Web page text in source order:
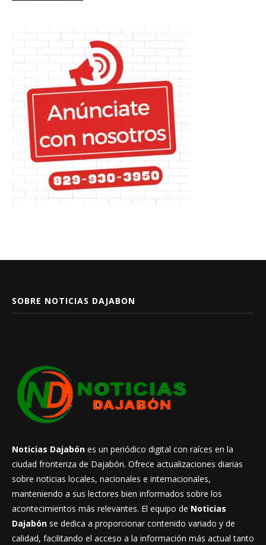
SOBRE NOTICIAS DAJABON
Noticias Dajabón es un periódico digital con raíces en la
ciudad fronteriza de Dajabón. Ofrece actualizaciones diarias
sobre noticias locales, nacionales e internacionales,
manteniendo a sus lectores bien informados sobre los
acontecimientos más relevantes. El equipo de Noticias
Dajabón se dedica a proporcionar contenido variado y de
calidad, facilitando el acceso a la información más actual tanto